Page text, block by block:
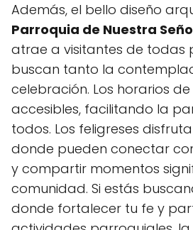
Además, el bello diseño
Parroquia de Nuestra
atrae a visitantes de todas
buscan tanto la
celebración. Los horarios
accesibles, facilitando la
todos. Los feligreses
donde pueden conectar
y compartir momentos
comunidad. Si estás
donde fortalecer tu fe y